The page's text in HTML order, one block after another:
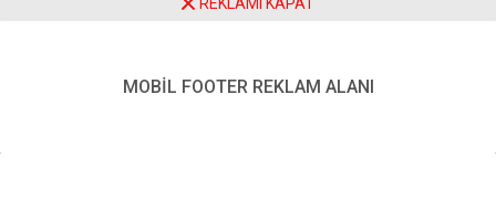
MOBİL FOOTER REKLAM ALANI